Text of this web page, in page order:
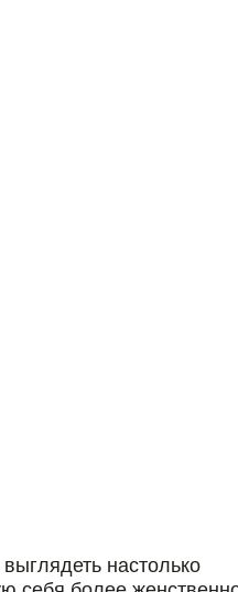
настолько